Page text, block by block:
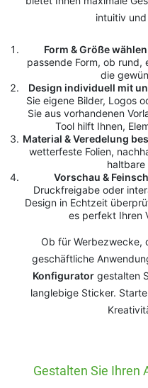
intuitiv
Form & Größe wählen
passende Form, ob
die
Design individuell mit
Sie eigene Bilder, Logos
Sie aus vorhandenen
Tool hilft Ihnen,
Material & Veredelung
wetterfeste Folien,
haltbare
Vorschau &
Druckfreigabe oder
Design in Echtzeit
es perfekt Ihren
Ob für Werbezwecke,
geschäftliche
Konfiguratorgestalten
langlebige Sticker.
Gestalten Sie Ihren